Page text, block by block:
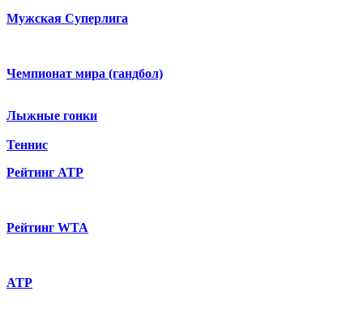
Мужская Суперлига
Чемпионат мира (гандбол)
Лыжные гонки
Теннис
Рейтинг ATP
Рейтинг WTA
ATP